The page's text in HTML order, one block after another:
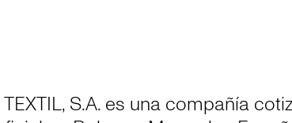
TEXTIL, S.A. es una compañía